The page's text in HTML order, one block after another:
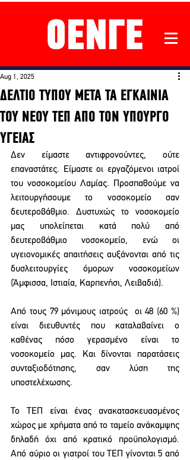
ΔΕΛΤΙΟ ΤΥΠΟΥ ΜΕΤΑ ΤΑ ΕΓΚΑΙΝΙΑ
ΤΟΥ ΝΕΟΥ ΤΕΠ ΑΠΟ ΤΟΝ ΥΠΟΥΡΓO
ΥΓΕΙΑΣ
Aug 1, 2025
Δεν είμαστε αντιφρονούντες, ούτε
επαναστάτες. Είμαστε οι εργαζόμενοι ιατροί
του νοσοκομείου Λαμίας. Προσπαθούμε να
λειτουργήσουμε το νοσοκομείο σαν
δευτεροβάθμιο. Δυστυχώς το νοσοκομείο
μας υπολείπεται κατά πολύ από
δευτεροβάθμιο νοσοκομείο, ενώ οι
υγειονομικές απαιτήσεις αυξάνονται από τις
δυσλειτουργίες όμορων νοσοκομείων
(Άμφισσα, Ιστιαία, Καρπενήσι, Λειβαδιά).
Από τους 79 μόνιμους ιατρούς  οι 48 (60 %)
είναι διευθυντές που καταλαβαίνει ο
καθένας πόσο γερασμένο είναι το
νοσοκομείο μας. Και δίνονται παρατάσεις
συνταξιοδότησης, σαν λύση της
υποστελέχωσης.
Το ΤΕΠ είναι ένας ανακατασκευασμένος
χώρος με χρήματα από το ταμείο ανάκαμψης
δηλαδή όχι από κρατικό προϋπολογισμό.
Από αύριο οι γιατροί του ΤΕΠ γίνονται 5 από